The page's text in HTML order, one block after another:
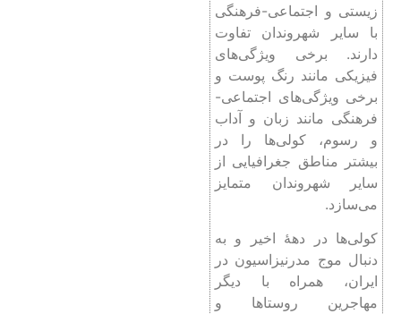
زیستی و اجتماعی-فرهنگی
با سایر شهروندان تفاوت
دارند. برخی ویژگی‌های
فیزیکی مانند رنگ پوست و
برخی ویژگی‌های اجتماعی-
فرهنگی مانند زبان و آداب
و رسوم، کولی‌ها را در
بیشتر مناطق جغرافیایی از
سایر شهروندان متمایز
می‌سازد.
کولی‌ها در دهۀ اخیر و به
دنبال موج مدرنیزاسیون در
ایران، همراه با دیگر
مهاجرین روستاها و